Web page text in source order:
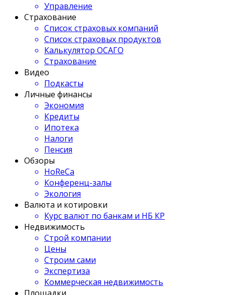
Управление
Страхование
Список страховых компаний
Список страховых продуктов
Калькулятор ОСАГО
Страхование
Видео
Подкасты
Личные финансы
Экономия
Кредиты
Ипотека
Налоги
Пенсия
Обзоры
HoReCa
Конференц-залы
Экология
Валюта и котировки
Курс валют по банкам и НБ КР
Недвижимость
Строй компании
Цены
Строим сами
Экспертиза
Коммерческая недвижимость